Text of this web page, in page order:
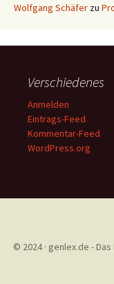
Wolfgang Schäfer zu
Verschiedenes
Anmelden
Eintrags-Feed
Kommentar-Feed
WordPress.org
© 2024 · genlex.de -